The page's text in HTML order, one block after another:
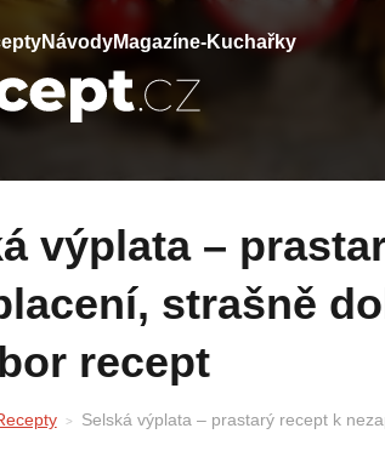
NávodyMagazíne-Kuchařky
strašně
recept
Selská výplata – prastarý recept k